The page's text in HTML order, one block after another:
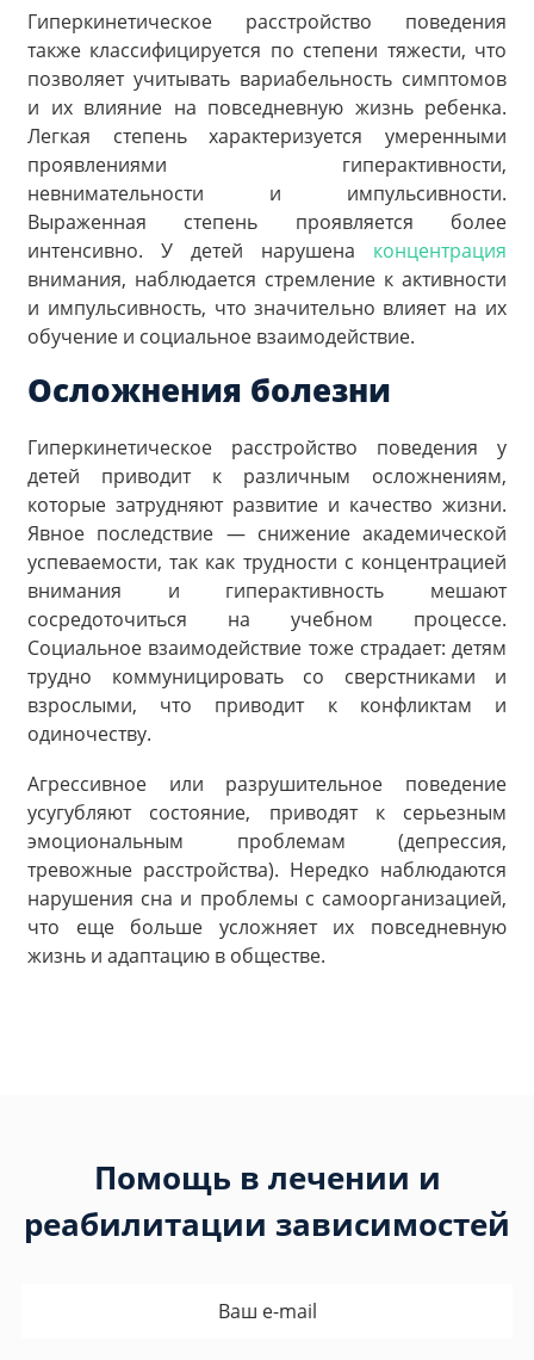
Гиперкинетическое расстройство поведения
также классифицируется по степени тяжести, что
позволяет учитывать вариабельность симптомов
и их влияние на повседневную жизнь ребенка.
Легкая степень характеризуется умеренными
проявлениями гиперактивности,
невнимательности и импульсивности.
Выраженная степень проявляется более
интенсивно. У детей нарушена концентрация
внимания, наблюдается стремление к активности
и импульсивность, что значительно влияет на их
обучение и социальное взаимодействие.
Осложнения болезни
Гиперкинетическое расстройство поведения у
детей приводит к различным осложнениям,
которые затрудняют развитие и качество жизни.
Явное последствие — снижение академической
успеваемости, так как трудности с концентрацией
внимания и гиперактивность мешают
сосредоточиться на учебном процессе.
Социальное взаимодействие тоже страдает: детям
трудно коммуницировать со сверстниками и
взрослыми, что приводит к конфликтам и
одиночеству.
Агрессивное или разрушительное поведение
усугубляют состояние, приводят к серьезным
эмоциональным проблемам (депрессия,
тревожные расстройства). Нередко наблюдаются
нарушения сна и проблемы с самоорганизацией,
что еще больше усложняет их повседневную
жизнь и адаптацию в обществе.
Помощь в лечении и
реабилитации зависимостей